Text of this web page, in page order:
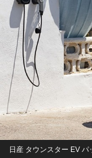
日産 タウンスター EV パ